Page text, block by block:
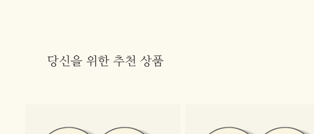
당신을 위한 추천 상품